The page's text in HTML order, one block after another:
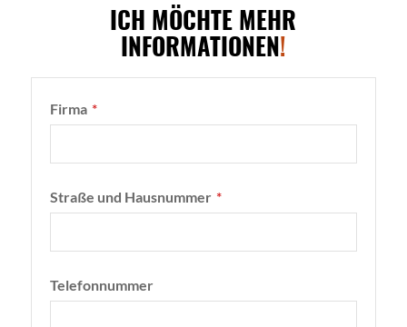
ICH MÖCHTE MEHR
INFORMATIONEN!
URL *
Firma *
Straße und Hausnummer *
Telefonnummer